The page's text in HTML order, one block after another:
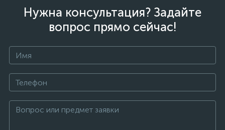
Нужна консультация? Задайте
вопрос прямо сейчас!